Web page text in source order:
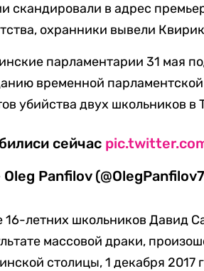
скандировали в адрес
охранники вывели
парламентарии 31 мая
временной
убийства двух школьников в
сейчас
Oleg Panfilov
16-летних школьников Давид
массовой драки,
столицы, 1 декабря